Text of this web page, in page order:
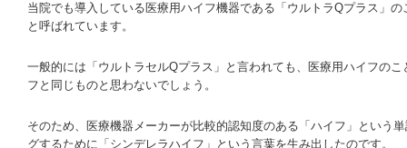
当院でも導入している医療用ハイフ機器である「ウルトラQプラス」
と呼ばれています。
一般的には「ウルトラセルQプラス」と言われても、医療用ハイフの
フと同じものと思わないでしょう。
そのため、医療機器メーカーが比較的認知度のある「ハイフ」という
グするために「シンデレラハイフ」という言葉を生み出したのです。